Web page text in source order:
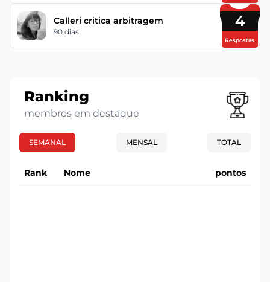
Calleri critica arbitragem
90 dias
4
Respostas
Ranking
membros em destaque
SEMANAL MENSAL TOTAL
Rank Nome pontos